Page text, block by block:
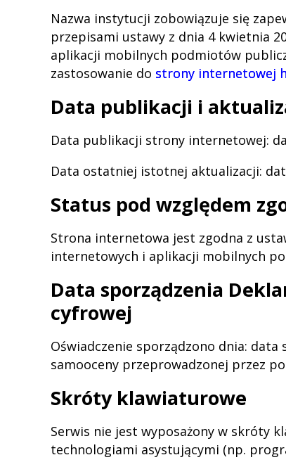
Nazwa instytucji zobowiązuje się
przepisami ustawy z dnia 4 kwietnia
aplikacji mobilnych podmiotów
zastosowanie do strony internetowej
Data publikacji i
Data publikacji strony internetowej:
Data ostatniej istotnej aktualizacji:
Status pod względem
Strona internetowa jest zgodna z
internetowych i aplikacji mobilnych
Data sporządzenia
cyfrowej
Oświadczenie sporządzono dnia: data
samooceny przeprowadzonej przez
Skróty klawiaturowe
Serwis nie jest wyposażony w skróty
technologiami asystującymi (np.